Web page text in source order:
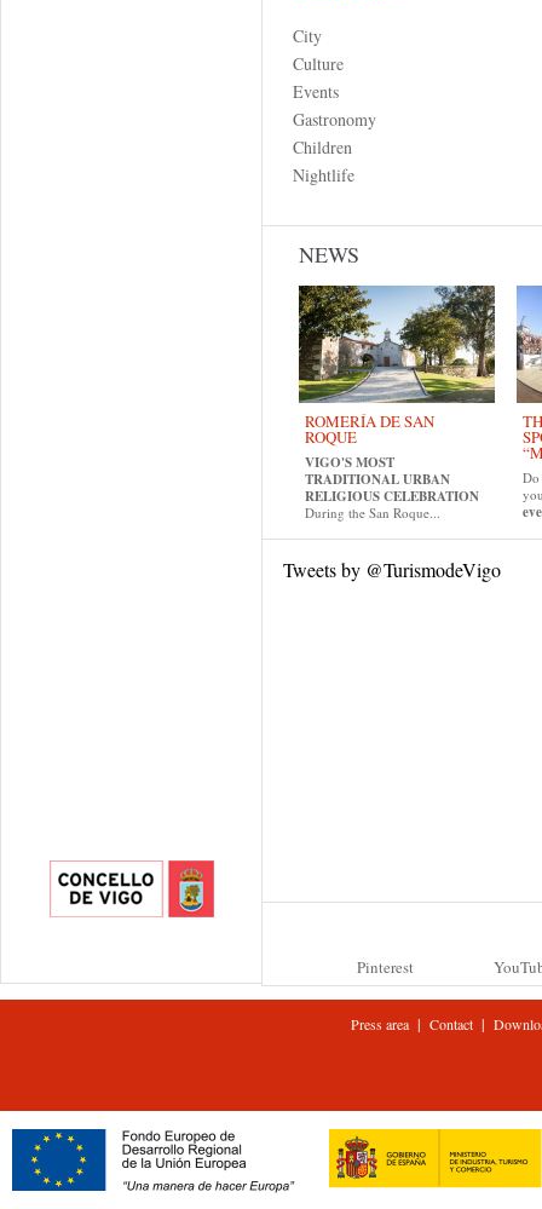
City
Culture
Events
Gastronomy
Children
Nightlife
NEWS
ROMERÍA DE SAN
ROQUE
VIGO'S MOST
TRADITIONAL URBAN
RELIGIOUS CELEBRATION
During the San Roque...
Do
Tweets by @TurismodeVigo
Pinterest
Press area| Contact |